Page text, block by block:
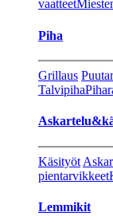
vaatteet
Piha
Grillaus
Talvipiha
Käsityöt
pientarvikkeet
Lemmikit